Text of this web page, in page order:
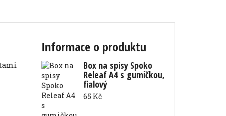
Informace o produktu
Box na spisy Spoko
Releaf A4 s gumičkou,
fialový
65 Kč